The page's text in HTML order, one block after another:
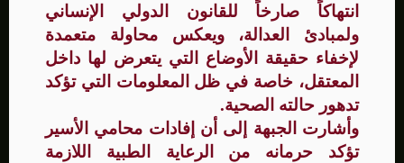
انتهاكاً صارخاً للقانون الدولي الإنساني
ولمبادئ العدالة، ويعكس محاولة متعمدة
لإخفاء حقيقة الأوضاع التي يتعرض لها داخل
المعتقل، خاصة في ظل المعلومات التي تؤكد
تدهور حالته الصحية.
وأشارت الجبهة إلى أن إفادات محامي الأسير
تؤكد حرمانه من الرعاية الطبية اللازمة